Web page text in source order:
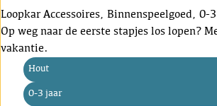
Loopkar Accessoires, Binnenspeelgoed, 0-
Op weg naar de eerste stapjes los lopen?
vakantie.
Hout
0-3 jaar